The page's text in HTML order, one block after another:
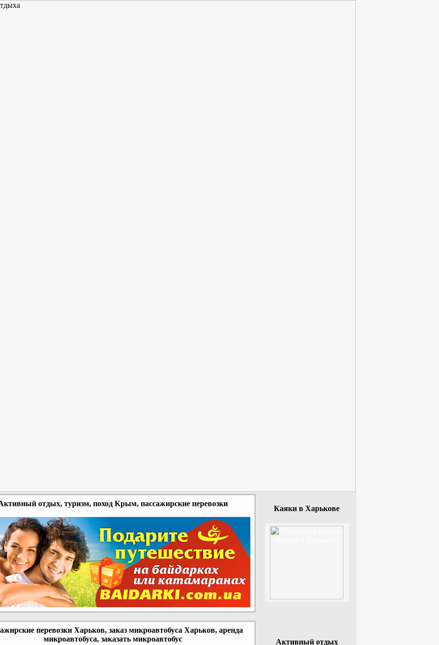
отдых, туризм, поход Крым, пассажирские перевозки
перевозки Харьков, заказ микроавтобуса Харьков, аренда
микроавтобуса, заказать микроавтобус
Каяки в Харькове
Активный отдых